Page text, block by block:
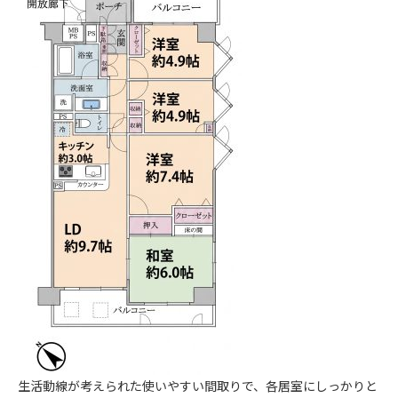
生活動線が考えられた使いやすい間取りで、各居室にしっかりと